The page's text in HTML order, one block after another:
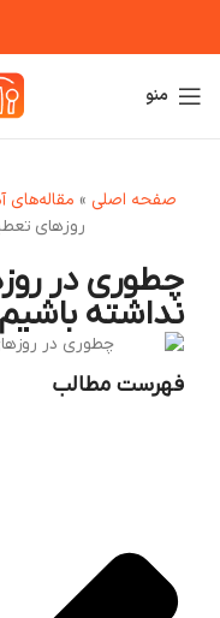
منو
صفحه اصلی » مقاله‌های
روزهای
چطوری در
نداشته
فهرست مطالب